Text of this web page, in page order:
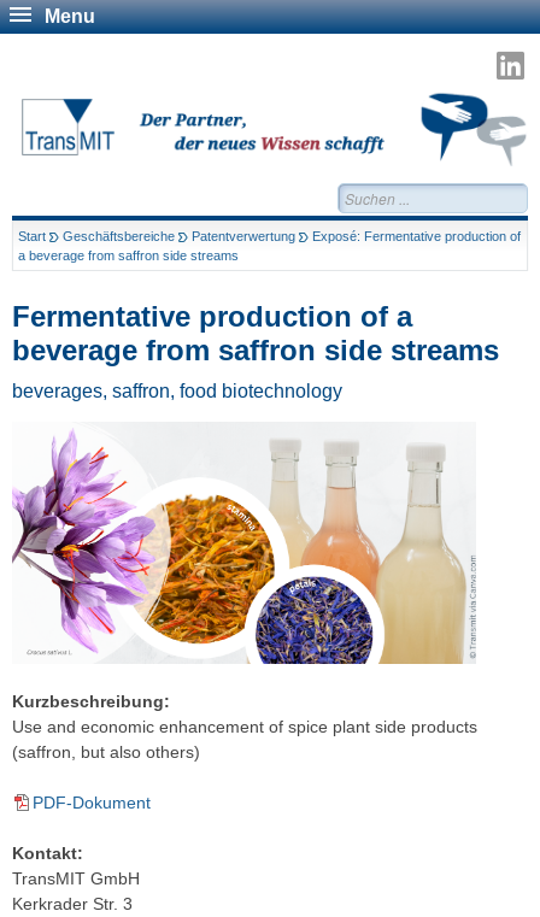
Menu
Suchen...
Start Geschäftsbereiche Patentverwertung
Exposé: Fermentative production of
a beverage from saffron side streams
Fermentative production of a
beverage from saffron side streams
beverages, saffron, food biotechnology
Kurzbeschreibung:
Use and economic enhancement of spice plant side products
(saffron, but also others)
PDF-Dokument
Kontakt:
TransMIT GmbH
Kerkrader Str. 3